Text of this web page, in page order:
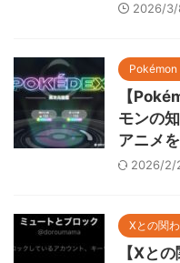
2026/3/
Pokémon
【
モンの
アニメ
2026/2/
Xとの関
【Xと